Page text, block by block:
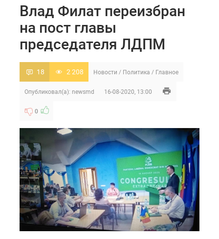
Влад Филат переизбран
на пост главы
председателя ЛДПМ
18 2 208 Новости / Политика / Главное
Опубликовал(а): newsmd 16-08-2020, 13:00
0